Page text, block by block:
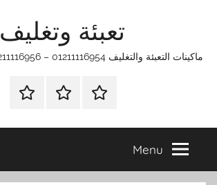
تعبئة وتغليف
ماكينات التعبئة والتغليف 01211116954 – 01211116956 – 01211116958
الرئيسيةماكينات
وتغليف
اتـصـل
في
التي
Menu